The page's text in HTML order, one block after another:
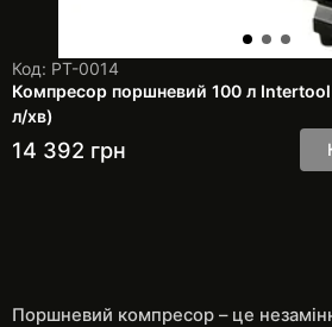
Код: PT-0014
Компресор поршневий 100 л
л/хв)
14 392 грн
Поршневий компресор – це